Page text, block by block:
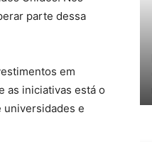
parte dessa
em
as iniciativas está o
universidades e